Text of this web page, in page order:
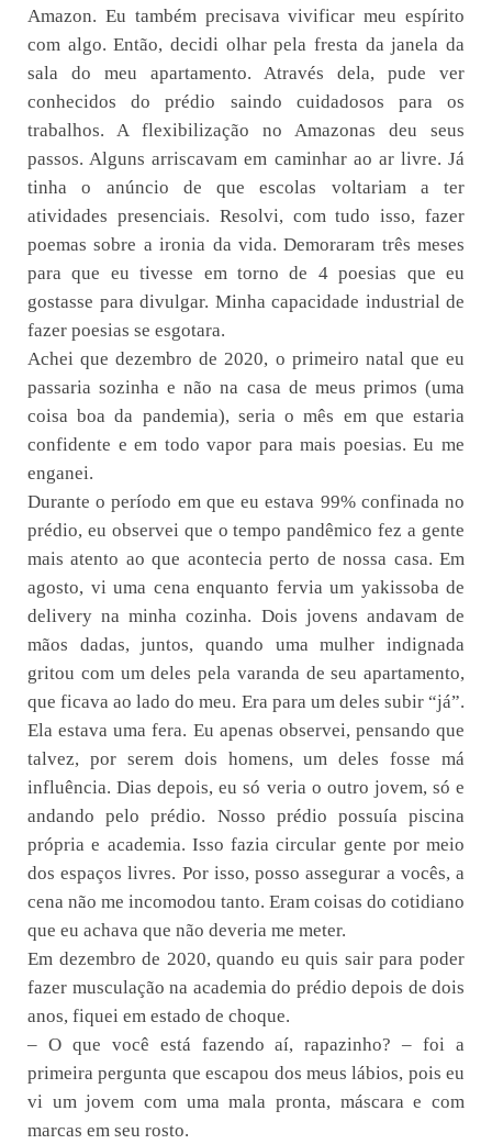
Amazon. Eu também precisava vivificar meu espírito
com algo. Então, decidi olhar pela fresta da janela da
sala do meu apartamento. Através dela, pude ver
conhecidos do prédio saindo cuidadosos para os
trabalhos. A flexibilização no Amazonas deu seus
passos. Alguns arriscavam em caminhar ao ar livre. Já
tinha o anúncio de que escolas voltariam a ter
atividades presenciais. Resolvi, com tudo isso, fazer
poemas sobre a ironia da vida. Demoraram três meses
para que eu tivesse em torno de 4 poesias que eu
gostasse para divulgar. Minha capacidade industrial de
fazer poesias se esgotara.
Achei que dezembro de 2020, o primeiro natal que eu
passaria sozinha e não na casa de meus primos (uma
coisa boa da pandemia), seria o mês em que estaria
confidente e em todo vapor para mais poesias. Eu me
enganei.
Durante o período em que eu estava 99% confinada no
prédio, eu observei que o tempo pandêmico fez a gente
mais atento ao que acontecia perto de nossa casa. Em
agosto, vi uma cena enquanto fervia um yakissoba de
delivery na minha cozinha. Dois jovens andavam de
mãos dadas, juntos, quando uma mulher indignada
gritou com um deles pela varanda de seu apartamento,
que ficava ao lado do meu. Era para um deles subir “já”.
Ela estava uma fera. Eu apenas observei, pensando que
talvez, por serem dois homens, um deles fosse má
influência. Dias depois, eu só veria o outro jovem, só e
andando pelo prédio. Nosso prédio possuía piscina
própria e academia. Isso fazia circular gente por meio
dos espaços livres. Por isso, posso assegurar a vocês, a
cena não me incomodou tanto. Eram coisas do cotidiano
que eu achava que não deveria me meter.
Em dezembro de 2020, quando eu quis sair para poder
fazer musculação na academia do prédio depois de dois
anos, fiquei em estado de choque.
– O que você está fazendo aí, rapazinho? – foi a
primeira pergunta que escapou dos meus lábios, pois eu
vi um jovem com uma mala pronta, máscara e com
marcas em seu rosto.